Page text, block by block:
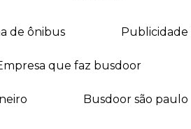
de ônibus
empresa que faz busdoor
busdoor são paulo